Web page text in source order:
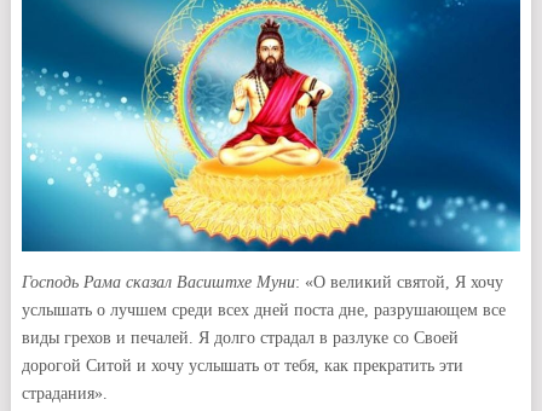
Господь Рама сказал Васиштхе Муни: «О великий святой, Я хочу
услышать о лучшем среди всех дней поста дне, разрушающем все
виды грехов и печалей. Я долго страдал в разлуке со Своей
дорогой Ситой и хочу услышать от тебя, как прекратить эти
страдания».